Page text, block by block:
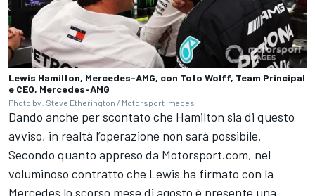
Lewis Hamilton, Mercedes-AMG, con Toto Wolff, Team Principal
e CEO, Mercedes-AMG
Photo by: Steve Etherington / Motorsport Images
Dando anche per scontato che Hamilton sia di questo
avviso, in realtà l’operazione non sarà possibile.
Secondo quanto appreso da Motorsport.com, nel
voluminoso contratto che Lewis ha firmato con la
Mercedes lo scorso mese di agosto è presente una